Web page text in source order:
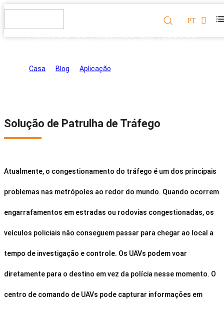
PT
Casa Blog Aplicação
Solução de Patrulha de Tráfego
Atualmente, o congestionamento do tráfego é um dos principais
problemas nas metrópoles ao redor do mundo. Quando ocorrem
engarrafamentos em estradas ou rodovias congestionadas, os
veículos policiais não conseguem passar para chegar ao local a
tempo de investigação e controle. Os UAVs podem voar
diretamente para o destino em vez da polícia nesse momento. O
centro de comando de UAVs pode capturar informações em